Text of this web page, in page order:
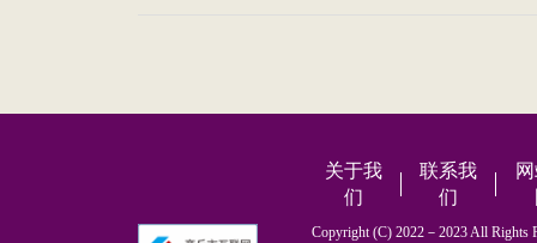
关于我
们
联系我
们
Copyright (C) 2022－2023 All